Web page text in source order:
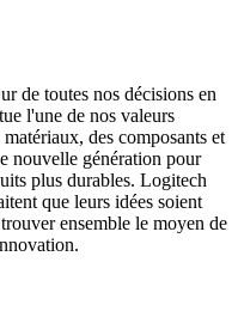
de toutes nos décisions en
l'une de nos valeurs
des composants et
nouvelle génération pour
plus durables. Logitech
que leurs idées soient
ensemble le moyen de